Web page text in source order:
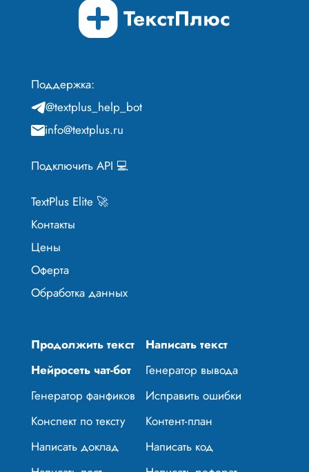
Поддержка:
@textplus_help_bot
info@textplus.ru
Подключить API 💻
TextPlus Elite 🚀
Контакты
Цены
Оферта
Обработка данных
Продолжить текст
Написать текст
Нейросеть чат-бот
Генератор вывода
Генератор фанфиков
Исправить ошибки
Конспект по тексту
Контент-план
Написать доклад
Написать код